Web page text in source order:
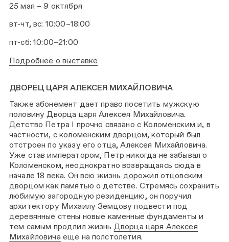
25 мая – 9 октября
вт-чт, вс: 10:00–18:00
пт-сб: 10:00–21:00
Подробнее о выставке
ДВОРЕЦ ЦАРЯ АЛЕКСЕЯ МИХАЙЛОВИЧА
Также абонемент дает право посетить мужскую
половину Дворца царя Алексея Михайловича.
Детство Петра I прочно связано с Коломенским и, в
частности, с коломенским дворцом, который был
отстроен по указу его отца, Алексея Михайловича.
Уже став императором, Петр никогда не забывал о
Коломенском, неоднократно возвращаясь сюда в
начале 18 века. Он всю жизнь дорожил отцовским
дворцом как памятью о детстве. Стремясь сохранить
любимую загородную резиденцию, он поручил
архитектору Михаилу Земцову подвести под
деревянные стены новые каменные фундаменты и
тем самым продлил жизнь Дворца царя Алексея
Михайловича еще на полстолетия.